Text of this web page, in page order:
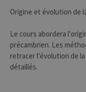
Origine et évolution de
Le cours abordera
précambrien. Les
retracer l'évolution de
détaillés.